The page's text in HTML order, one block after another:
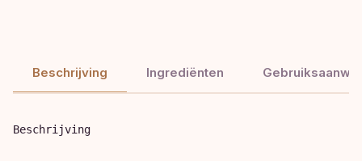
Beschrijving Ingrediënten
Beschrijving